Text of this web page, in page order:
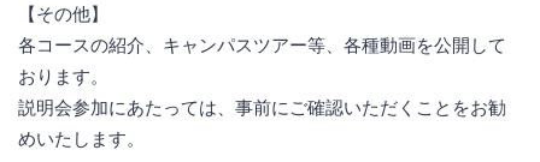
【その他】
各コースの紹介、キャンパスツアー等、各種動画を公開して
おります。
説明会参加にあたっては、事前にご確認いただくことをお勧
めいたします。